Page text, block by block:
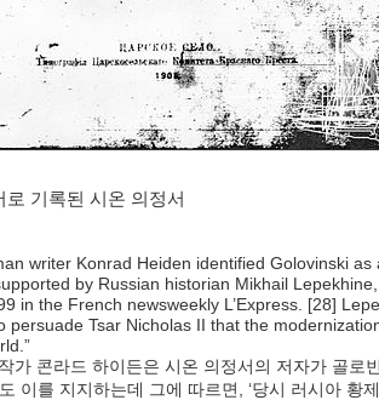
기록된 시온 의정서
writer Konrad Heiden identified Golovinski as
by Russian historian Mikhail
in the French newsweekly L’Express. [28]
persuade Tsar Nicholas II that the
가 콘라드 하이든은 시온 의정서의 저자가 골로
이를 지지하는데 그에 따르면, ‘당시 러시아 황